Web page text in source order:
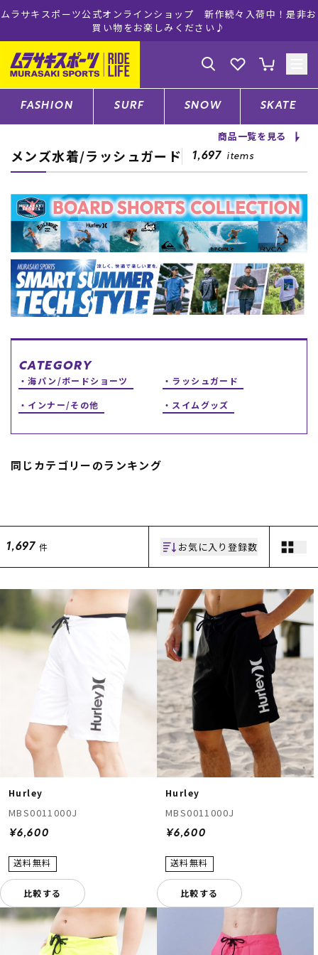
ムラサキスポーツ公式オンラインショップ 5,500円(税込)以上のご
注文で送料無料！(※一部対象外有り)
ゲスト様
ログイン 会員登録
店舗一覧
CATEGORY
ファッションTOP
サーフTOP
スノーTOP
スケートTOP
覧
中古/アウトレット サー
フ
ー
ギフトラッピング
下取り保証について
よくある質問
お問い合わせ
ニュース
ムラサキスポーツ 公式アプリ
ポイント・クーポンもこのアプリで！
FASHION SURF SNOW SKATE
商品一覧を見る
メンズ水着/ラッシュガード 1,697 items
CATEGORY
海パン/ボードショーツ
ラッシュガード
インナー/その他
スイムグッズ
同じカテゴリーのランキング
1,697 件 お気に入り登録数
Hurley
MBS0011000J
¥6,600
比較する
Hurley
MBS0011000J
¥6,600
比較する